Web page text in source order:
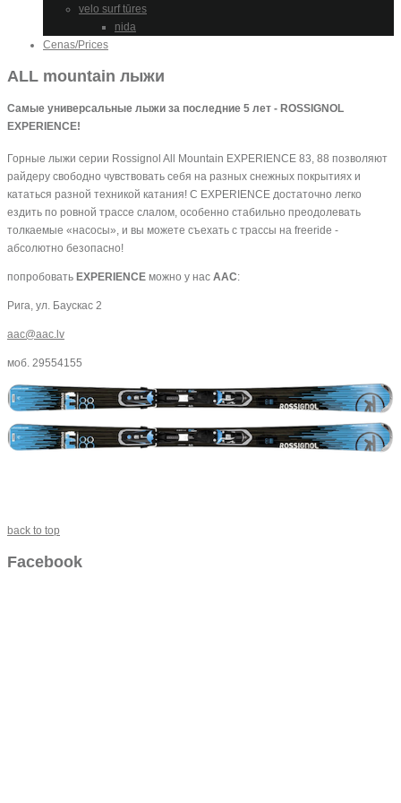
velo surf tūres
nida
Cenas/Prices
ALL mountain лыжи
Самые универсальные лыжи за последние 5 лет - ROSSIGNOL
EXPERIENCE!
Горные лыжи серии Rossignol All Mountain EXPERIENCE 83, 88 позволяют
райдеру свободно чувствовать себя на разных снежных покрытиях и
кататься разной техникой катания! С EXPERIENCE достаточно легко
ездить по ровной трассе слалом, особенно стабильно преодолевать
толкаемые «насосы», и вы можете съехать с трассы на freeride -
абсолютно безопасно!
попробовать EXPERIENCE можно у нас AAC:
Рига, ул. Баускас 2
aac@aac.lv
моб. 29554155
back to top
Facebook